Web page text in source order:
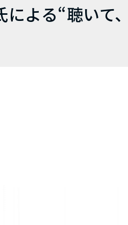
よる“聴いて